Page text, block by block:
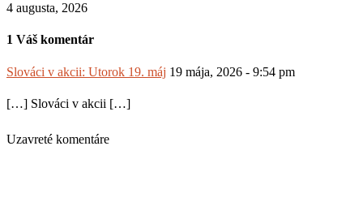
4 augusta, 2026
1 Váš komentár
Slováci v akcii: Utorok 19. máj 19 mája, 2026 - 9:54 pm
[…] Slováci v akcii […]
Uzavreté komentáre